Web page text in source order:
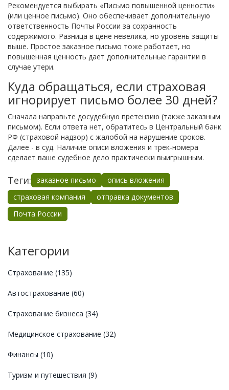
Рекомендуется выбирать «Письмо повышенной ценности»
(или ценное письмо). Оно обеспечивает дополнительную
ответственность Почты России за сохранность
содержимого. Разница в цене невелика, но уровень защиты
выше. Простое заказное письмо тоже работает, но
повышенная ценность дает дополнительные гарантии в
случае утери.
Куда обращаться, если страховая
игнорирует письмо более 30 дней?
Сначала направьте досудебную претензию (также заказным
письмом). Если ответа нет, обратитесь в Центральный банк
РФ (страховой надзор) с жалобой на нарушение сроков.
Далее - в суд. Наличие описи вложения и трек-номера
сделает ваше судебное дело практически выигрышным.
Теги: заказное письмо
опись вложения
страховая компания
отправка документов
Почта России
Категории
Страхование (135)
Автострахование (60)
Страхование бизнеса (34)
Медицинское страхование (32)
Финансы (10)
Туризм и путешествия (9)